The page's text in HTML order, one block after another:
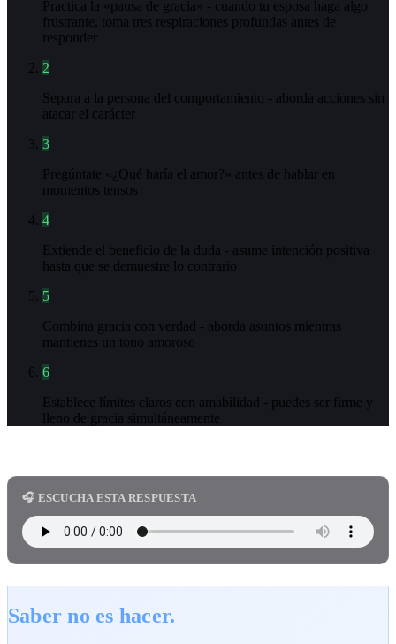
Practica la «pausa de gracia» - cuando tu esposa haga algo
frustrante, toma tres respiraciones profundas antes de
responder
2
Separa a la persona del comportamiento - aborda acciones sin
atacar el carácter
3
Pregúntate «¿Qué haría el amor?» antes de hablar en
momentos tensos
4
Extiende el beneficio de la duda - asume intención positiva
hasta que se demuestre lo contrario
5
Combina gracia con verdad - aborda asuntos mientras
mantienes un tono amoroso
6
Establece límites claros con amabilidad - puedes ser firme y
lleno de gracia simultáneamente
🎧 ESCUCHA ESTA RESPUESTA
Saber no es hacer.